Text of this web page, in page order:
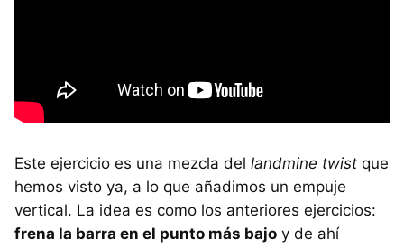
Este ejercicio es una mezcla del landmine twist que
hemos visto ya, a lo que añadimos un empuje
vertical. La idea es como los anteriores ejercicios:
frena la barra en el punto más bajo y de ahí